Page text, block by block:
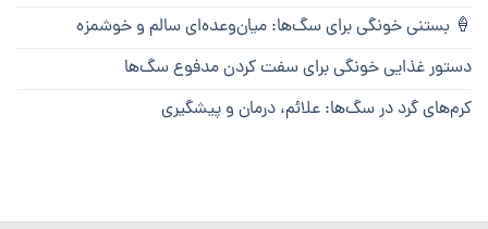
🍦 بستنی خونگی برای سگ‌ها: میان‌وعده‌ای سالم و خوشمزه
دستور غذایی خونگی برای سفت کردن مدفوع سگ‌ها
کرم‌های گرد در سگ‌ها: علائم، درمان و پیشگیری